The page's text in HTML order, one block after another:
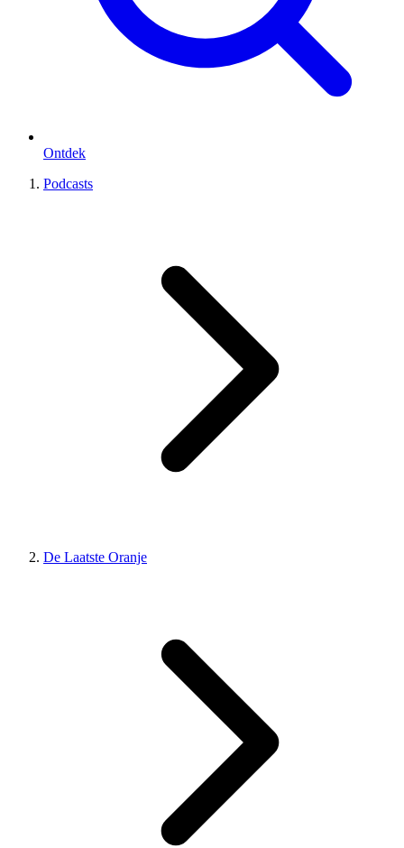
Ontdek
Podcasts
De Laatste Oranje